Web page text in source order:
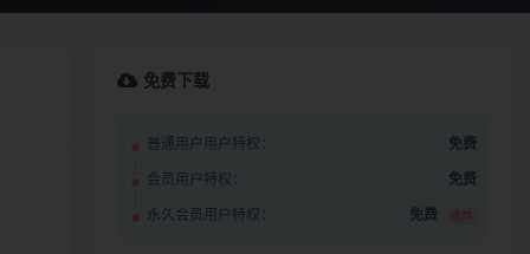
免费下载
普通用户用户特权： 免费
会员用户特权： 免费
永久会员用户特权： 免费 推荐